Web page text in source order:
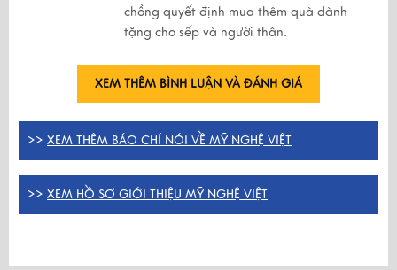
chồng quyết định mua thêm quà dành
tặng cho sếp và người thân.
XEM THÊM BÌNH LUẬN VÀ ĐÁNH GIÁ
>> XEM THÊM BÁO CHÍ NÓI VỀ MỸ NGHỆ VIỆT
>> XEM HỒ SƠ GIỚI THIỆU MỸ NGHỆ VIỆT